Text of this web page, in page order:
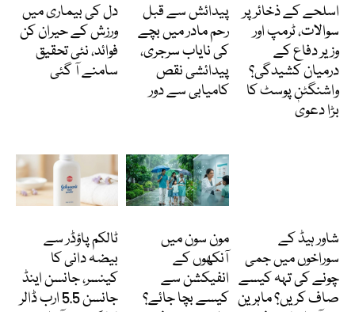
اسلحے کے ذخائر پر
سوالات، ٹرمپ اور
وزیر دفاع کے
درمیان کشیدگی؟
واشنگٹن پوسٹ کا
بڑا دعویٰ
پیدائش سے قبل
رحم مادر میں بچے
کی نایاب سرجری،
پیدائشی نقص
کامیابی سے دور
دل کی بیماری میں
ورزش کے حیران کن
فوائد، نئی تحقیق
سامنے آ گئی
شاور ہیڈ کے
سوراخوں میں جمی
چونے کی تہہ کیسے
صاف کریں؟ ماہرین
مون سون میں
آنکھوں کے
انفیکشن سے
کیسے بچا جائے؟
ٹالکم پاؤڈر سے
بیضہ دانی کا
کینسر، جانسن اینڈ
جانسن 5.5 ارب ڈالر